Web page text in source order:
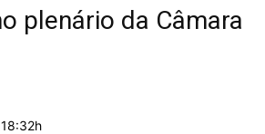
plenário da Câmara